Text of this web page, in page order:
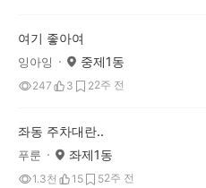
여기 좋아여
잉아잉 중제1동
247 3 22주 전
좌동 주차대란..
푸룬 좌제1동
1.3천 15 52주 전